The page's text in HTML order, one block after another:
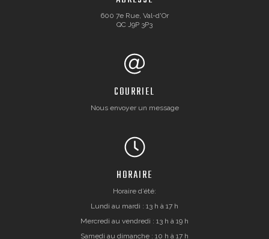
600 7e Rue, Val-d'Or
QC J9P 3P3
COURRIEL
Nous envoyer un message
HORAIRE
Horaire d’été:
Lundi au mardi : 13 h à 17 h
Mercredi au vendredi : 13 h à 19 h
Samedi au dimanche : 10 h à 17 h